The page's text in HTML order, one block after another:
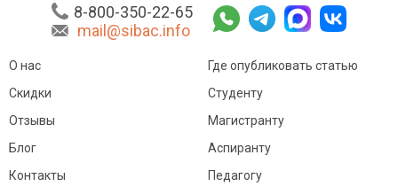
8-800-350-22-65
mail@sibac.info
О нас
Скидки
Отзывы
Блог
Контакты
Где опубликовать статью
Студенту
Магистранту
Аспиранту
Педагогу